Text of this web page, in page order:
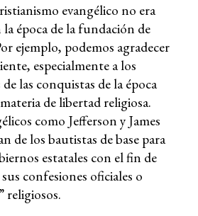
evangélico no era
época de la fundación de
ejemplo, podemos agradecer
especialmente a los
las conquistas de la época
de libertad religiosa.
como Jefferson y James
de los bautistas de base para
estatales con el fin de
confesiones oficiales o
religiosos.